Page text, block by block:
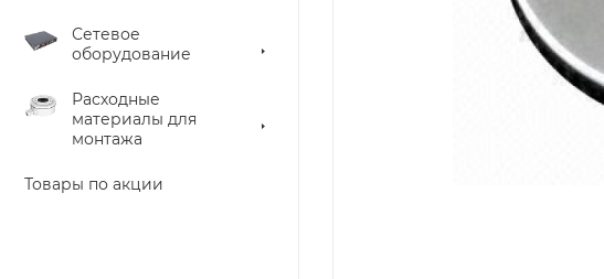
Сетевое
оборудование
Расходные
материалы для
монтажа
Товары по акции